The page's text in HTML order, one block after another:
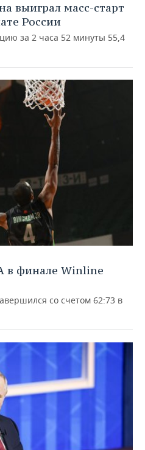
выиграл масс-старт
России
за 2 часа 52 минуты 55,4
в финале Winline
со счетом 62:73 в